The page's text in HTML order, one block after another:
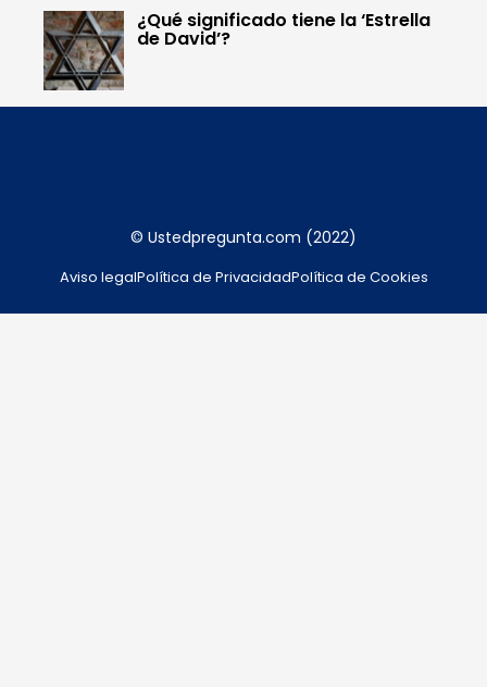
¿Qué significado tiene la ‘Estrella
de David’?
© Ustedpregunta.com (2022)
Aviso legalPolítica de PrivacidadPolítica de Cookies